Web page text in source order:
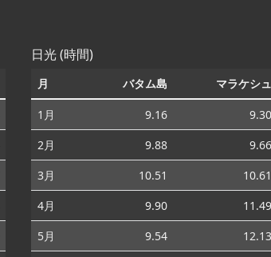
日光 (時間)
月 バタム島 マラケシュ
1月 9.16 9.30
2月
9.88 9.66
3月
10.51 10.61
4月
9.90 11.49
5月
9.54 12.13